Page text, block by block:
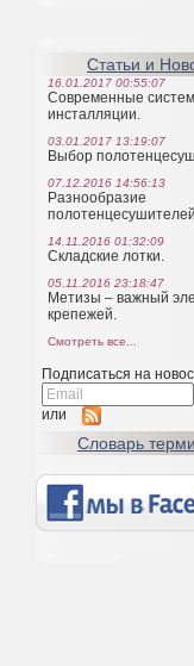
Статьи и
16.01.2017 00:55:07
Современные
инсталляции.
03.01.2017 13:19:07
Выбор
07.12.2016 14:56:13
Разнообразие
14.11.2016 01:32:09
Складские лотки.
05.11.2016 23:18:47
Метизы – важный
крепежей.
Смотреть все...
Подписаться на
или
Cловарь